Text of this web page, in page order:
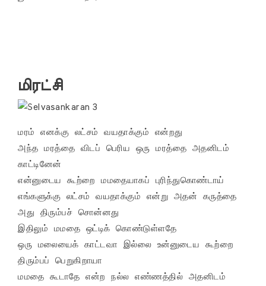
மிரட்சி
மரம் எனக்கு லட்சம் வயதாக்கும் என்றது
அந்த மரத்தை விடப் பெரிய ஒரு மரத்தை அதனிடம்
காட்டினேன்
என்னுடைய கூற்றை மமதையாகப் புரிந்துகொண்டாய்
எங்களுக்கு லட்சம் வயதாக்கும் என்று அதன் கருத்தை
அது திரும்பச் சொன்னது
இதிலும் மமதை ஒட்டிக் கொண்டுள்ளதே
ஒரு மலையைக் காட்டவா இல்லை உன்னுடைய கூற்றை
திரும்பப் பெறுகிறாயா
மமதை கூடாதே என்ற நல்ல எண்ணத்தில் அதனிடம்